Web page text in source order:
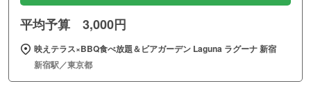
平均予算 3,000円
映えテラス×BBQ食べ放題＆ビアガーデン Laguna ラグーナ 新宿
新宿駅／東京都